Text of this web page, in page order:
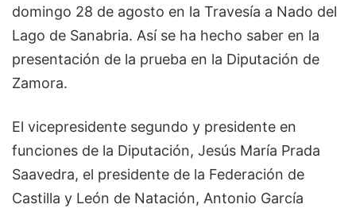
domingo 28 de agosto en la Travesía a Nado del
Lago de Sanabria. Así se ha hecho saber en la
presentación de la prueba en la Diputación de
Zamora.
El vicepresidente segundo y presidente en
funciones de la Diputación, Jesús María Prada
Saavedra, el presidente de la Federación de
Castilla y León de Natación, Antonio García